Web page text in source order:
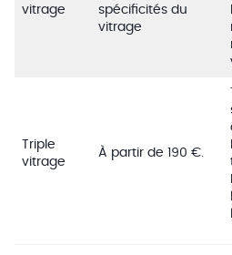
vitrage
spécificités du
vitrage
Triple
vitrage
À partir de 190 €.